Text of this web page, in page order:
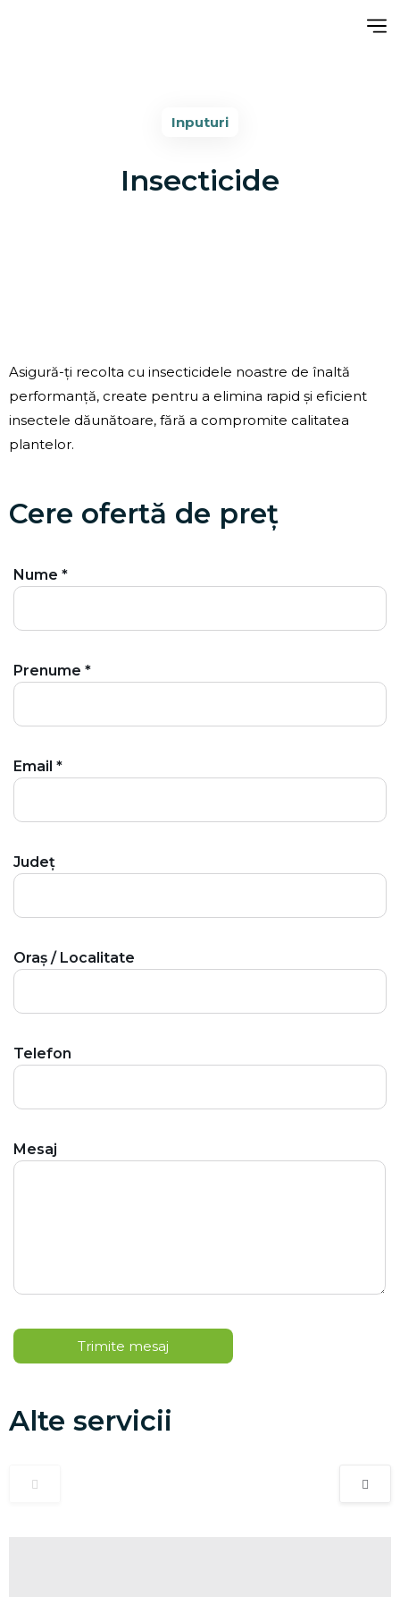
Inputuri
Insecticide
Asigură-ți recolta cu insecticidele noastre de înaltă
performanță, create pentru a elimina rapid și eficient
insectele dăunătoare, fără a compromite calitatea
plantelor.
Cere ofertă de preț
Nume *
Prenume *
Email *
Județ
Oraș / Localitate
Telefon
Mesaj
Alte servicii